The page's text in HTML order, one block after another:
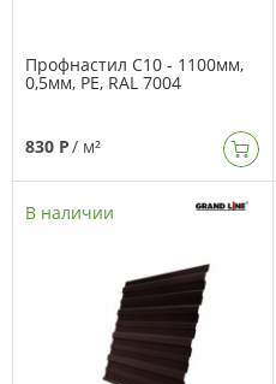
Профнастил C10 - 1100мм,
0,5мм, PE, RAL 7004
830 Р/ м²
В наличии